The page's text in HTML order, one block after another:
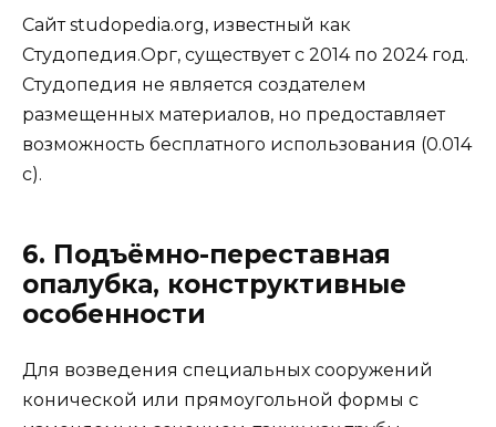
Сайт studopedia.org, известный как
Студопедия.Орг, существует с 2014 по 2024 год.
Студопедия не является создателем
размещенных материалов, но предоставляет
возможность бесплатного использования (0.014
с).
6. Подъёмно-переставная
опалубка, конструктивные
особенности
Для возведения специальных сооружений
конической или прямоугольной формы с